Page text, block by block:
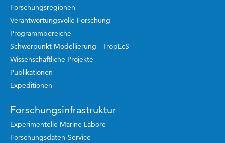
Forschungsregionen
Verantwortungsvolle Forschung
Programmbereiche
Schwerpunkt Modellierung - TropEcS
Wissenschaftliche Projekte
Publikationen
Expeditionen
Forschungsinfrastruktur
Experimentelle Marine Labore
Forschungsdaten-Service